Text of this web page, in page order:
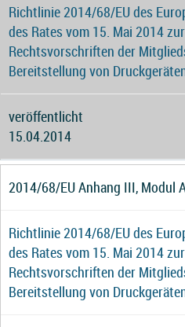
Richtlinie 2014/68/EU des
des Rates vom 15. Mai 2014
Rechtsvorschriften der
Bereitstellung von
veröffentlicht
15.04.2014
2014/68/EU Anhang III, Modul
Richtlinie 2014/68/EU des
des Rates vom 15. Mai 2014
Rechtsvorschriften der
Bereitstellung von